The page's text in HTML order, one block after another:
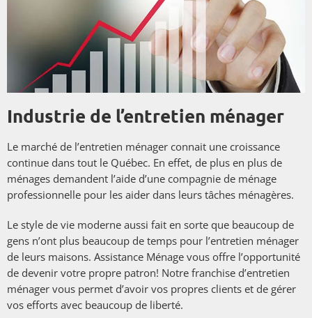
Industrie de l’entretien ménager
Le marché de l’entretien ménager connait une croissance
continue dans tout le Québec. En effet, de plus en plus de
ménages demandent l’aide d’une compagnie de ménage
professionnelle pour les aider dans leurs tâches ménagères.
Le style de vie moderne aussi fait en sorte que beaucoup de
gens n’ont plus beaucoup de temps pour l’entretien ménager
de leurs maisons. Assistance Ménage vous offre l’opportunité
de devenir votre propre patron! Notre franchise d’entretien
ménager vous permet d’avoir vos propres clients et de gérer
vos efforts avec beaucoup de liberté.